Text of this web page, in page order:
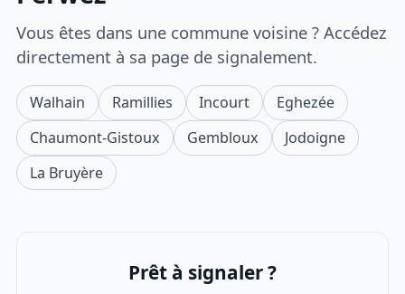
Vous êtes dans une commune voisine ? Accédez
directement à sa page de signalement.
Walhain Ramillies Incourt
Eghezée
Chaumont-Gistoux
Gembloux
Jodoigne
La Bruyère
Prêt à signaler ?